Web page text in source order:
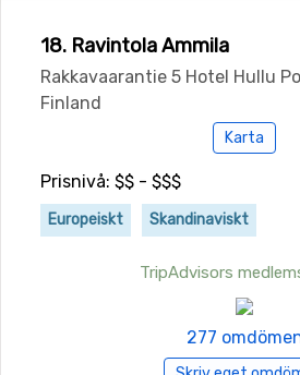
18. Ravintola Ammila
Rakkavaarantie 5 Hotel Hullu
Finland
Karta
Prisnivå: $$ - $$$
Europeiskt Skandinaviskt
TripAdvisors
277